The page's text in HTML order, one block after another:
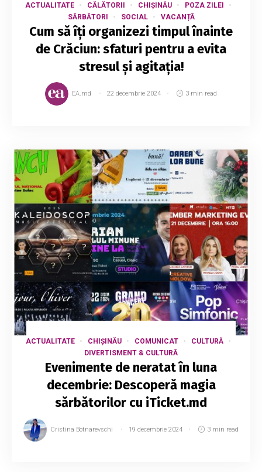
ACTUALITATE CĂLĂTORII CHIȘINĂU
POZA ZILEI
SĂRBĂTORI
SOCIAL VACANȚĂ
Cum să îți organizezi timpul înainte
de Crăciun: sfaturi pentru a evita
stresul și agitația!
EA.md 22 decembrie 2024 3 min read
ACTUALITATE CHIȘINĂU COMUNICAT
CULTURĂ
DIVERTISMENT & CULTURĂ
Evenimente de neratat în luna
decembrie: Descoperă magia
sărbătorilor cu iTicket.md
Cristina Botnarevschi 19 decembrie 2024 3 min read